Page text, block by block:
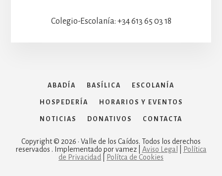
Colegio-Escolanía: +34 613 65 03 18
ABADÍA BASÍLICA ESCOLANÍA
HOSPEDERÍA HORARIOS Y EVENTOS
NOTICIAS DONATIVOS CONTACTA
Copyright © 2026 · Valle de los Caídos. Todos los derechos
reservados . Implementado por vamez | Aviso Legal
Política
de Privacidad
Polítca de Cookies